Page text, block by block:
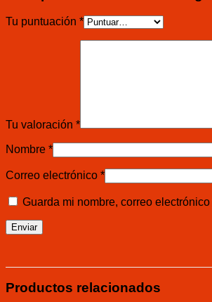
Tu puntuación *
Tu valoración *
Nombre *
Correo electrónico *
Guarda mi nombre, correo
Productos relacionados